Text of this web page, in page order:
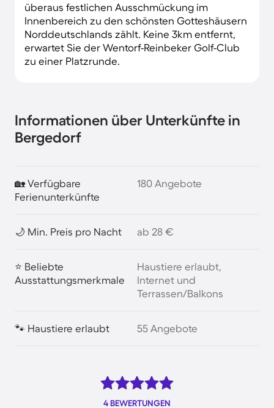
überaus festlichen Ausschmückung im
Innenbereich zu den schönsten Gotteshäusern
Norddeutschlands zählt. Keine 3km entfernt,
erwartet Sie der Wentorf-Reinbeker Golf-Club
zu einer Platzrunde.
Informationen über Unterkünfte in
Bergedorf
🏡 Verfügbare
Ferienunterkünfte
180 Angebote
🌙 Min. Preis pro Nacht ab 28 €
⭐ Beliebte
Ausstattungsmerkmale
Haustiere erlaubt,
Internet und
Terrassen/Balkons
🐾 Haustiere erlaubt 55 Angebote
4 BEWERTUNGEN